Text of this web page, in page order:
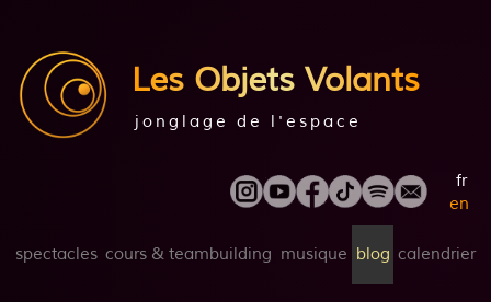
Les Objets Volants
jonglage de l'espace
fr
en
spectacles cours & teambuilding musique blog calendrier